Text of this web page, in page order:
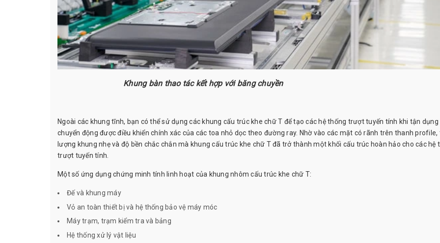
Khung bàn thao tác kết hợp với băng chuyền
Ngoài các khung tĩnh, bạn có thể sử dụng các khung cấu trúc khe chữ T để tạo các hệ thống trượt tuyến tính khi tận dụng
chuyển động được điều khiển chính xác của các toa nhỏ dọc theo đường ray. Nhờ vào các mặt có rãnh trên thanh profile,
lượng khung nhẹ và độ bền chắc chắn mà khung cấu trúc khe chữ T đã trở thành một khối cấu trúc hoàn hảo cho các hệ
trượt tuyến tính.
Một số ứng dụng chứng minh tính linh hoạt của khung nhôm cấu trúc khe chữ T:
Đế và khung máy
Vỏ an toàn thiết bị và hệ thống bảo vệ máy móc
Máy trạm, trạm kiểm tra và bảng
Hệ thống xử lý vật liệu